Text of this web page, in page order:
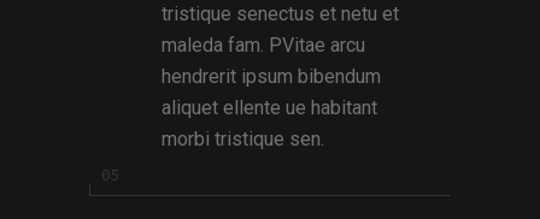
tristique senectus et netu et
maleda fam. PVitae arcu
hendrerit ipsum bibendum
aliquet ellente ue habitant
morbi tristique sen.